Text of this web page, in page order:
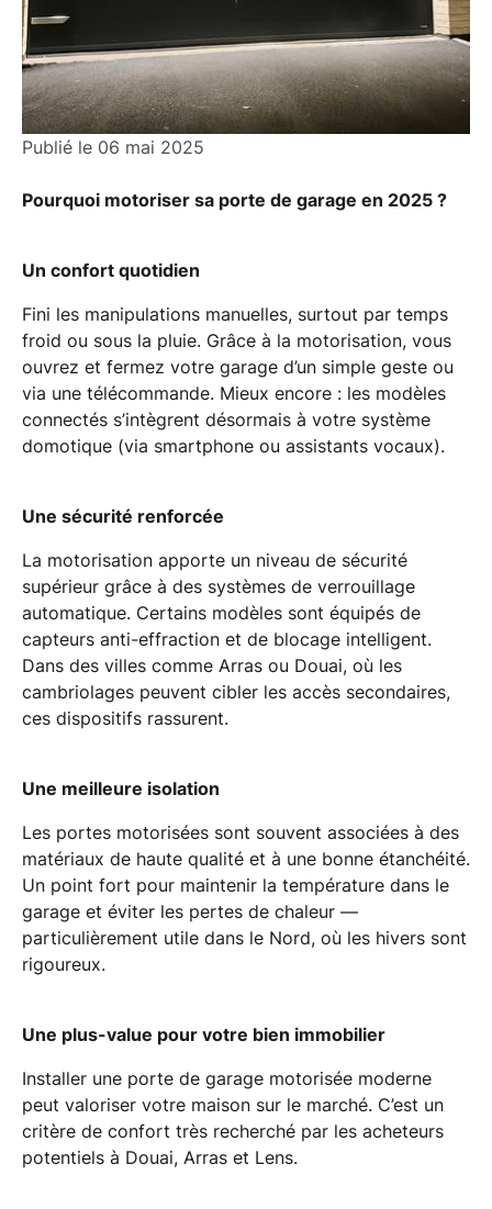
Publié le 06 mai 2025
Pourquoi motoriser sa porte de garage en 2025 ?
Un confort quotidien
Fini les manipulations manuelles, surtout par temps
froid ou sous la pluie. Grâce à la motorisation, vous
ouvrez et fermez votre garage d’un simple geste ou
via une télécommande. Mieux encore : les modèles
connectés s’intègrent désormais à votre système
domotique (via smartphone ou assistants vocaux).
Une sécurité renforcée
La motorisation apporte un niveau de sécurité
supérieur grâce à des systèmes de verrouillage
automatique. Certains modèles sont équipés de
capteurs anti-effraction et de blocage intelligent.
Dans des villes comme Arras ou Douai, où les
cambriolages peuvent cibler les accès secondaires,
ces dispositifs rassurent.
Une meilleure isolation
Les portes motorisées sont souvent associées à des
matériaux de haute qualité et à une bonne étanchéité.
Un point fort pour maintenir la température dans le
garage et éviter les pertes de chaleur —
particulièrement utile dans le Nord, où les hivers sont
rigoureux.
Une plus-value pour votre bien immobilier
Installer une porte de garage motorisée moderne
peut valoriser votre maison sur le marché. C’est un
critère de confort très recherché par les acheteurs
potentiels à Douai, Arras et Lens.